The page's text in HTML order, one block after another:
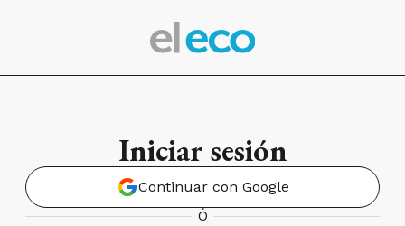
Iniciar sesión
Continuar con Google
Ó